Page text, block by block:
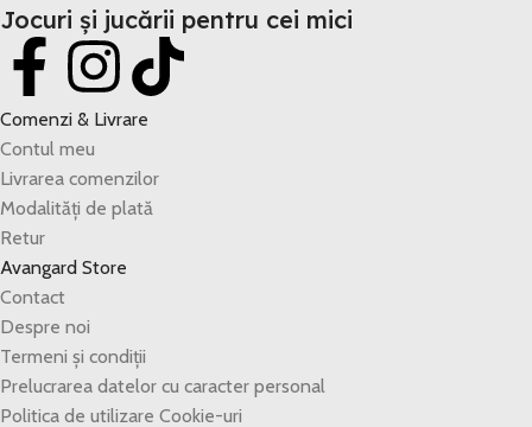
Jocuri și jucării pentru cei mici
Comenzi & Livrare
Contul meu
Livrarea comenzilor
Modalități de plată
Retur
Avangard Store
Contact
Despre noi
Termeni și condiții
Prelucrarea datelor cu caracter personal
Politica de utilizare Cookie-uri